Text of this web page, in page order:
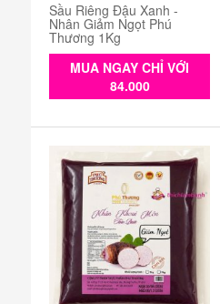
Sầu Riêng Đậu Xanh -
Nhân Giảm Ngọt Phú
Thương 1Kg
MUA NGAY CHỈ VỚI
84.000